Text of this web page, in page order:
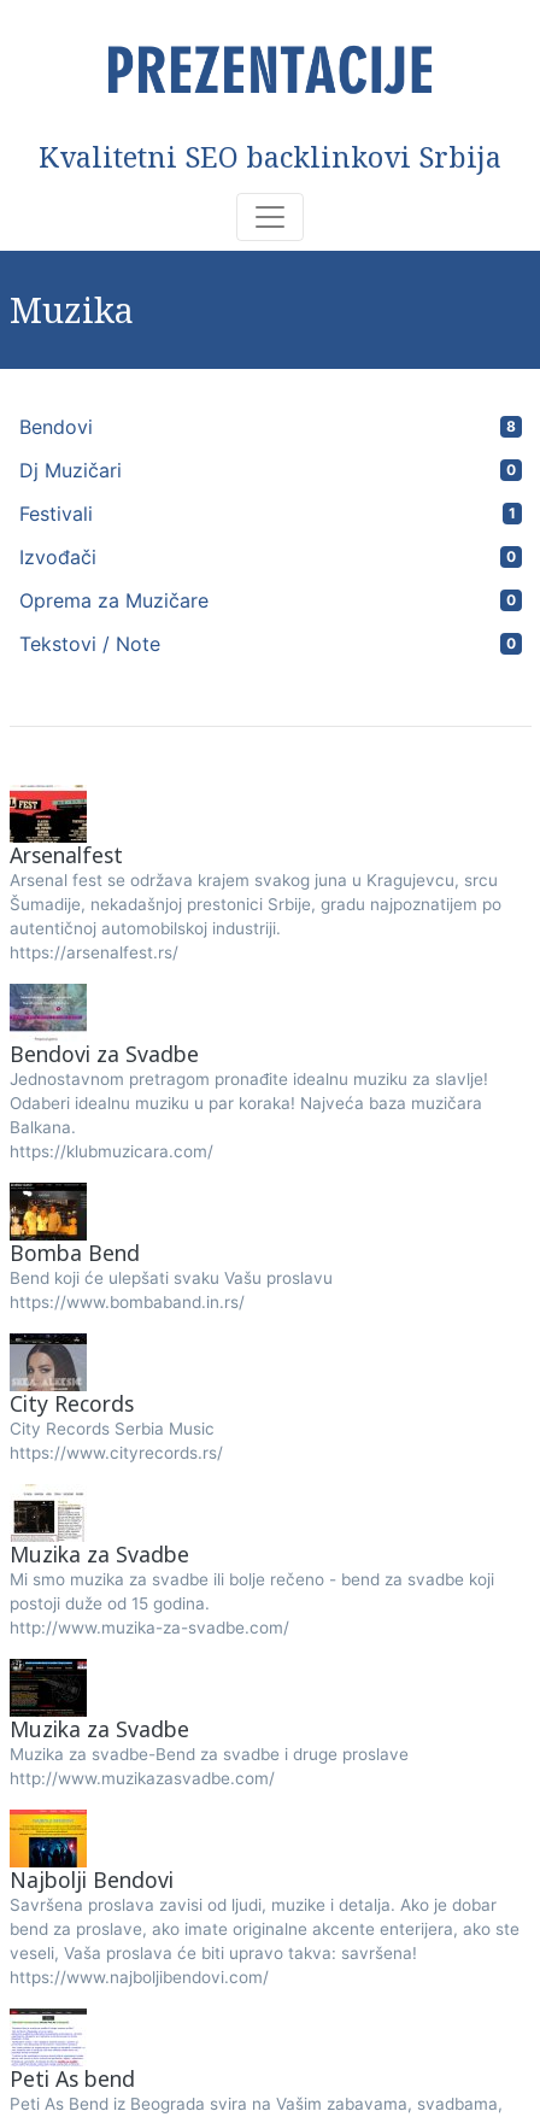
Kvalitetni SEO backlinkovi Srbija
Muzika
Bendovi 8
Dj Muzičari 0
Festivali 1
Izvođači 0
Oprema za Muzičare 0
Tekstovi / Note 0
Arsenalfest
Arsenal fest se održava krajem svakog juna u Kragujevcu, srcu
Šumadije, nekadašnjoj prestonici Srbije, gradu najpoznatijem po
autentičnoj automobilskoj industriji.
https://arsenalfest.rs/
Bendovi za Svadbe
Jednostavnom pretragom pronađite idealnu muziku za slavlje!
Odaberi idealnu muziku u par koraka! Najveća baza muzičara
Balkana.
https://klubmuzicara.com/
Bomba Bend
Bend koji će ulepšati svaku Vašu proslavu
https://www.bombaband.in.rs/
City Records
City Records Serbia Music
https://www.cityrecords.rs/
Muzika za Svadbe
Mi smo muzika za svadbe ili bolje rečeno - bend za svadbe koji
postoji duže od 15 godina.
http://www.muzika-za-svadbe.com/
Muzika za Svadbe
Muzika za svadbe-Bend za svadbe i druge proslave
http://www.muzikazasvadbe.com/
Najbolji Bendovi
Savršena proslava zavisi od ljudi, muzike i detalja. Ako je dobar
bend za proslave, ako imate originalne akcente enterijera, ako ste
veseli, Vaša proslava će biti upravo takva: savršena!
https://www.najboljibendovi.com/
Peti As bend
Peti As Bend iz Beograda svira na Vašim zabavama, svadbama,